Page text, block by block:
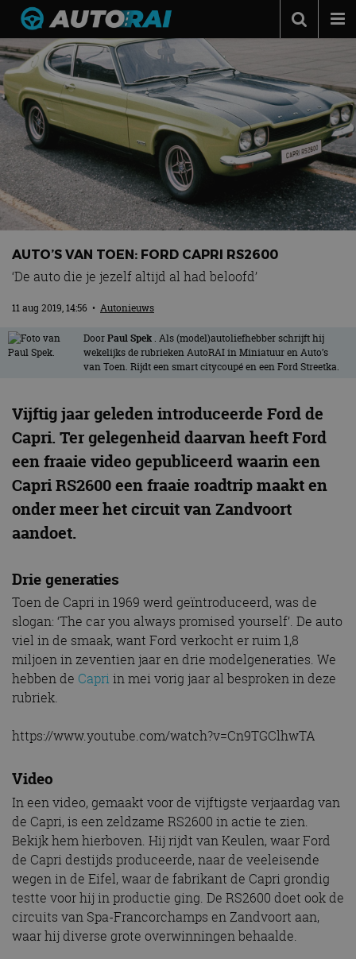
Autonieuws
Podcast
Autotests
Automerken
Adverteren
Contact
MotorRAI.nl
AUTO’S VAN TOEN: FORD CAPRI RS2600
‘De auto die je jezelf altijd al had beloofd’
11 aug 2019, 14:56 • Autonieuws
DoorPaul Spek . Als (model)autoliefhebber schrijft hij
wekelijks de rubrieken AutoRAI in Miniatuur en Auto’s
van Toen. Rijdt een smart citycoupé en een Ford Streetka.
Vijftig jaar geleden introduceerde Ford de
Capri. Ter gelegenheid daarvan heeft Ford
een fraaie video gepubliceerd waarin een
Capri RS2600 een fraaie roadtrip maakt en
onder meer het circuit van Zandvoort
aandoet.
Drie generaties
Toen de Capri in 1969 werd geïntroduceerd, was de
slogan: ‘The car you always promised yourself’. De auto
viel in de smaak, want Ford verkocht er ruim 1,8
miljoen in zeventien jaar en drie modelgeneraties. We
hebben de Capri in mei vorig jaar al besproken in deze
rubriek.
https://www.youtube.com/watch?v=Cn9TGClhwTA
Video
In een video, gemaakt voor de vijftigste verjaardag van
de Capri, is een zeldzame RS2600 in actie te zien.
Bekijk hem hierboven. Hij rijdt van Keulen, waar Ford
de Capri destijds produceerde, naar de veeleisende
wegen in de Eifel, waar de fabrikant de Capri grondig
testte voor hij in productie ging. De RS2600 doet ook de
circuits van Spa-Francorchamps en Zandvoort aan,
waar hij diverse grote overwinningen behaalde.